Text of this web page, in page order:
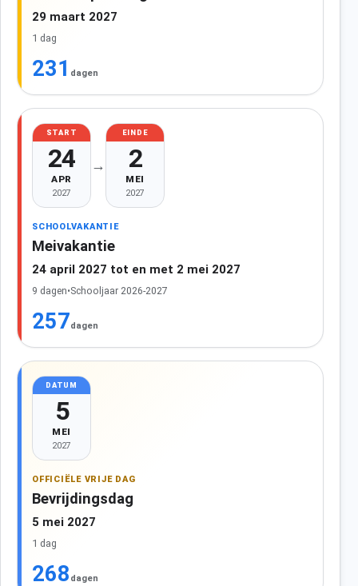
29 maart 2027
1 dag
231 dagen
START
24
APR
2027
→
EINDE
2
MEI
2027
SCHOOLVAKANTIE
Meivakantie
24 april 2027 tot en met 2 mei 2027
9 dagen•Schooljaar 2026-2027
257dagen
DATUM
5
MEI
2027
OFFICIËLE VRIJE DAG
Bevrijdingsdag
5 mei 2027
1 dag
268 dagen